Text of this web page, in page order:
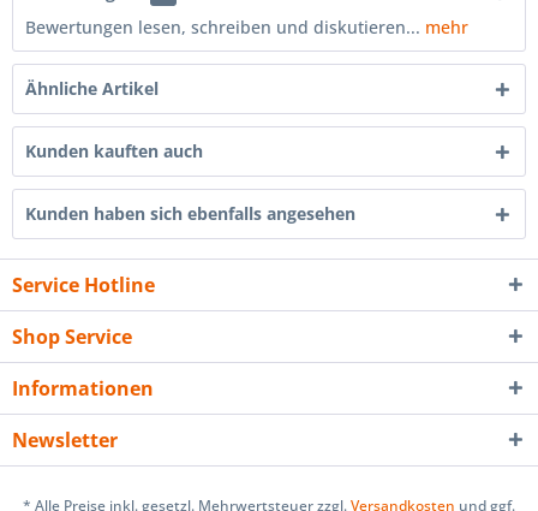
Bewertungen lesen, schreiben und diskutieren... mehr
Ähnliche Artikel
Kunden kauften auch
Kunden haben sich ebenfalls angesehen
Service Hotline
Shop Service
Informationen
Newsletter
* Alle Preise inkl. gesetzl. Mehrwertsteuer zzgl.Versandkosten und ggf.